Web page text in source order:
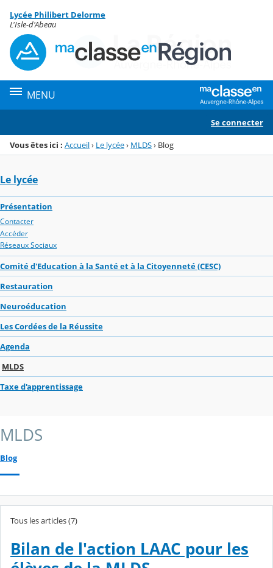
Menu de la rubrique
Contenu
Lycée Philibert Delorme
L'Isle-d'Abeau
MENU
Se connecter
Vous êtes ici : Accueil› Le lycée› MLDS› Blog
Le lycée
Présentation
Contacter
Accéder
Réseaux Sociaux
Comité d'Education à la Santé et à la Citoyenneté (CESC)
Restauration
Neuroéducation
Les Cordées de la Réussite
Agenda
MLDS
Taxe d'apprentissage
MLDS
Blog
Tous les articles (7)
Bilan de l'action LAAC pour les